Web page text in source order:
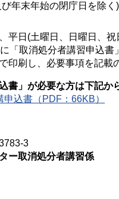
年末年始の閉庁日を除く)
平日(土曜日、日曜日、
「取消処分者講習申込
印刷し、必要事項を記載
書」が必要な方は下記か
込書（PDF：66KB）
3
ー取消処分者講習係